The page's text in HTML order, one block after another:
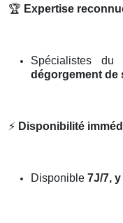
🏆 Expertise
Spécialistes du
dégorgement de
⚡ Disponibilité
Disponible 7J/7,